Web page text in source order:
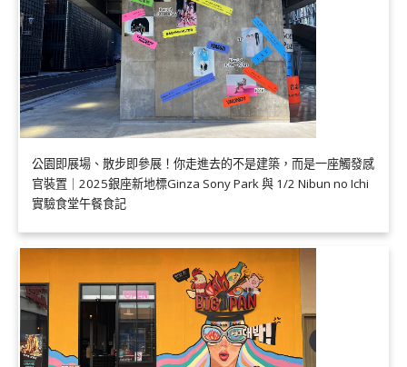
公園即展場、散步即參展！你走進去的不是建築，而是一座觸發感
官裝置｜2025銀座新地標Ginza Sony Park 與 1/2 Nibun no Ichi
實驗食堂午餐食記